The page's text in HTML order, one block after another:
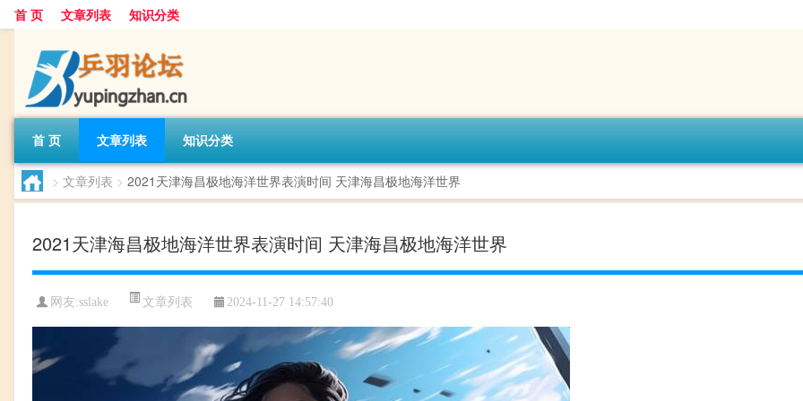
首 页 文章列表 知识分类
首 页 文章列表 知识分类
> 文章列表 > 2021天津海昌极地海洋世界表演时间 天津海昌极地海洋世界
2021天津海昌极地海洋世界表演时间 天津海昌极地海洋世界
网友:sslake 文章列表 2024-11-27 14:57:40